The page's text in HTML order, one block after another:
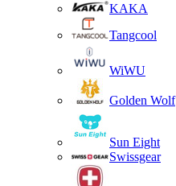
KAKA
Tangcool
WiWU
Golden Wolf
Sun Eight
Swissgear